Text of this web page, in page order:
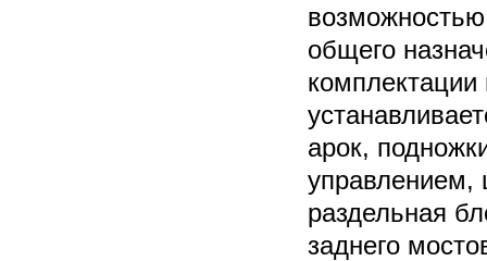
общего
арок,
управлением,
раздельная
заднего